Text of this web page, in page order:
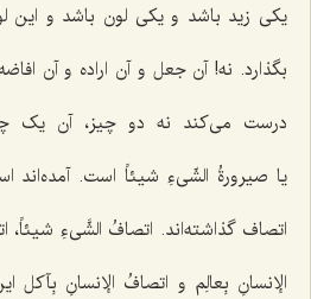
یکی زید باشد و یکی لون باشد و این
بگذارد. نه! آن جعل و آن اراده و آن
درست می‌کند نه دو چیز، آن یک
یا صیرورةُ الشّیءِ شیئاًاست. آمده‌اند
اتصاف گذاشته‌اند. اتصافُ الشَّیءِ شیئاً،
الإنسانِ بِعالِم و اتصافُ الإنسانِ بِآکل